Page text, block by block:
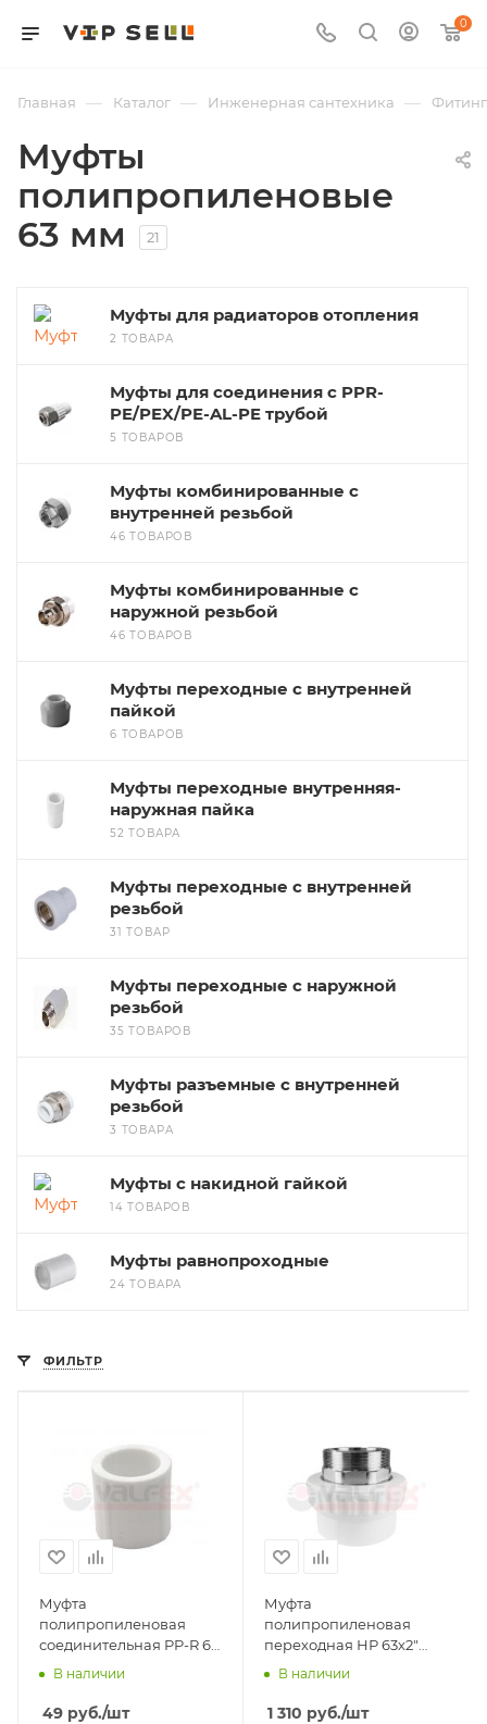
0
Главная — Каталог — Инженерная сантехника —
Муфты
полипропиленовые
63 мм
21
Муфты для радиаторов отопления
2 ТОВАРА
Муфты для соединения с PPR-
PE/PEX/PE-AL-PE трубой
5 ТОВАРОВ
Муфты комбинированные с
внутренней резьбой
46 ТОВАРОВ
Муфты комбинированные с
наружной резьбой
46 ТОВАРОВ
Муфты переходные с внутренней
пайкой
6 ТОВАРОВ
Муфты переходные внутренняя-
наружная пайка
52 ТОВАРА
Муфты переходные с внутренней
резьбой
31 ТОВАР
Муфты переходные с наружной
резьбой
35 ТОВАРОВ
Муфты разъемные с внутренней
резьбой
3 ТОВАРА
Муфты с накидной гайкой
14 ТОВАРОВ
Муфты равнопроходные
24 ТОВАРА
ФИЛЬТР
Муфта
полипропиленовая
соединительная PP-R 63
PRO Valfex
В наличии
49 руб./шт
Муфта
полипропиленовая
переходная НР 63х2"
под ключ Valfex, белая
В наличии
1 310 руб./шт